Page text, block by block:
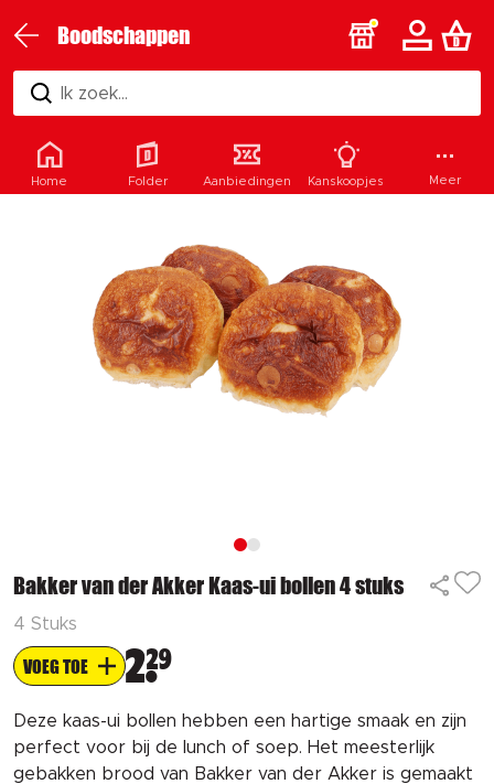
Boodschappen
Ik zoek...
Bakker van der Akker Kaas-ui bollen 4 stuks
4 Stuks
VOEG TOE 229
Deze kaas-ui bollen hebben een hartige smaak en zijn
perfect voor bij de lunch of soep. Het meesterlijk
gebakken brood van Bakker van der Akker is gemaakt
Home Folder Aanbiedingen Kanskoopjes Meer